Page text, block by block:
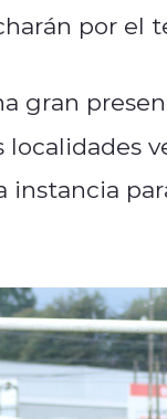
por el
gran
instancia